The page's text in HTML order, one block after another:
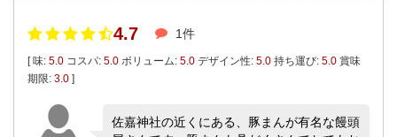
4.7 1件
[ 味: 5.0 コスパ: 5.0 ボリューム: 5.0 デザイン性: 5.0 持ち運び: 5.0 賞味
期限: 3.0 ]
佐嘉神社の近くにある、豚まんが有名な饅頭